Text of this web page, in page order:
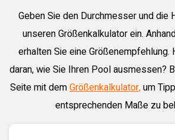
Geben Sie den Durchmesser und die
unseren Größenkalkulator ein.
erhalten Sie eine Größenempfehlung.
daran, wie Sie Ihren Pool ausmessen?
Seite mit demGrößenkalkulator,um
entsprechenden Maße zu